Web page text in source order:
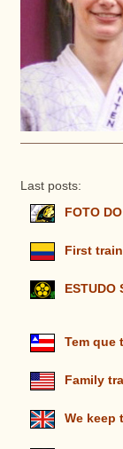
Last posts:
FOTO
First
ESTUDO
Tem que
Family
We keep